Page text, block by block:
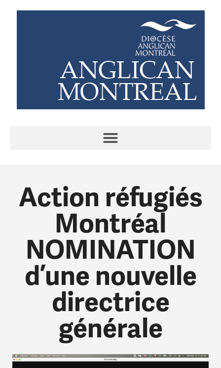
Action réfugiés
Montréal
NOMINATION
d’une nouvelle
directrice
générale